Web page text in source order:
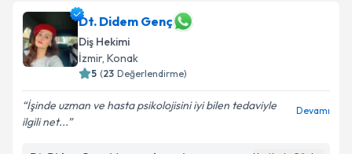
Dt. Didem Genç
Diş Hekimi
İzmir, Konak
5 (23 Değerlendirme)
İşinde uzman ve hasta psikolojisini iyi bilen tedaviyle
ilgili net...
Devamı